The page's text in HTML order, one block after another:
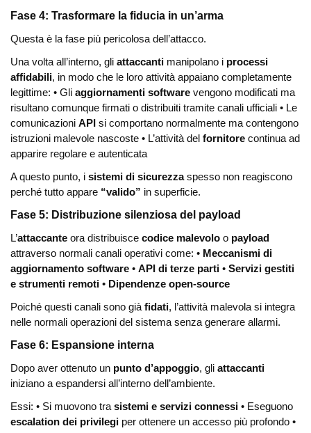
Fase 4: Trasformare la fiducia in un’arma
Questa è la fase più pericolosa dell’attacco.
Una volta all’interno, gli attaccanti manipolano i processi
affidabili, in modo che le loro attività appaiano completamente
legittime: • Gli aggiornamenti software vengono modificati ma
risultano comunque firmati o distribuiti tramite canali ufficiali • Le
comunicazioni API si comportano normalmente ma contengono
istruzioni malevole nascoste • L’attività del fornitore continua ad
apparire regolare e autenticata
A questo punto, i sistemi di sicurezzaspesso non reagiscono
perché tutto appare “valido” in superficie.
Fase 5: Distribuzione silenziosa del payload
L’attaccante ora distribuisce codice malevolo o payload
attraverso normali canali operativi come: • Meccanismi di
aggiornamento software • API di terze parti • Servizi gestiti
e strumenti remoti • Dipendenze open-source
Poiché questi canali sono già fidati, l’attività malevola si integra
nelle normali operazioni del sistema senza generare allarmi.
Fase 6: Espansione interna
Dopo aver ottenuto un punto d’appoggio, gli attaccanti
iniziano a espandersi all’interno dell’ambiente.
Essi: • Si muovono tra sistemi e servizi connessi • Eseguono
escalation dei privilegi per ottenere un accesso più profondo •